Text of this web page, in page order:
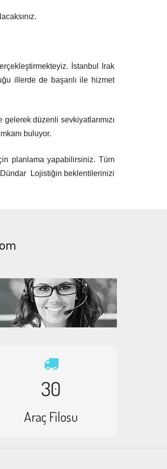
İstanbul Irak
illerde de başarılı ile hizmet
düzenli sevkiyatlarımızı
buluyor.
planlama yapabilirsiniz. Tüm
Dündar Lojistiğin beklentilerinizi
30
Araç Filosu